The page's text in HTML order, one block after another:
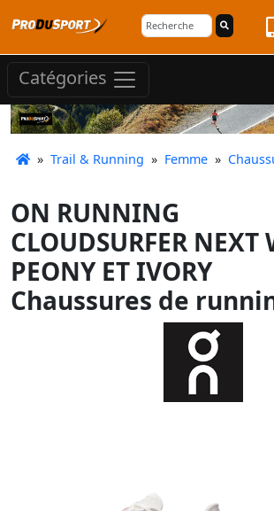
Catégories
» Trail & Running » Femme »
ON RUNNING
CLOUDSURFER NEXT
PEONY ET IVORY
Chaussures de